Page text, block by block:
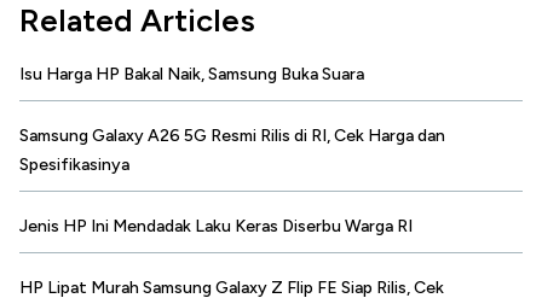
Related Articles
Isu Harga HP Bakal Naik, Samsung Buka Suara
Samsung Galaxy A26 5G Resmi Rilis di RI, Cek Harga dan
Spesifikasinya
Jenis HP Ini Mendadak Laku Keras Diserbu Warga RI
HP Lipat Murah Samsung Galaxy Z Flip FE Siap Rilis, Cek